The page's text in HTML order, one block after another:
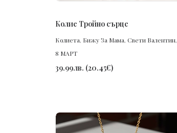
ПОРЪЧАЙ
Колие Тройно сърце
Колиета, Бижу За Мама, Свети Валентин,
8 МАРТ
39.99лв. (20.45€)